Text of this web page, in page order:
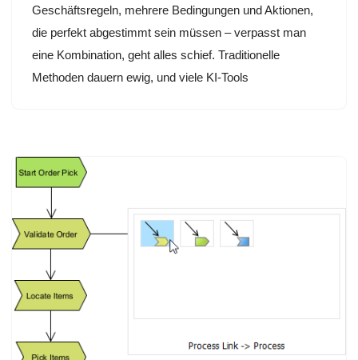
Geschäftsregeln, mehrere Bedingungen und Aktionen,
die perfekt abgestimmt sein müssen – verpasst man
eine Kombination, geht alles schief. Traditionelle
Methoden dauern ewig, und viele KI-Tools